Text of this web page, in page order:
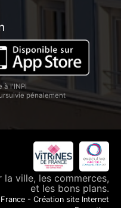
à l'INPI
pénalement
la ville, les commerces,
et les bons plans.
- Création site Internet